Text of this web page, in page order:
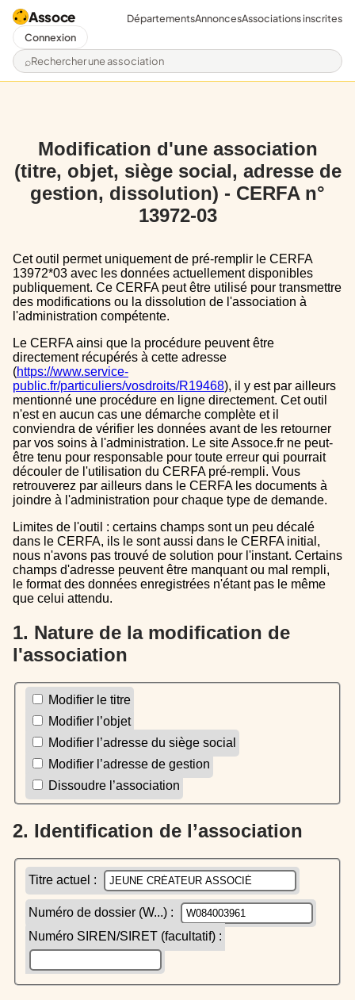
Assoce
Rechercher une association
DépartementsAnnoncesAssociations inscrites
Connexion
Modification d'une association
(titre, objet, siège social, adresse de
gestion, dissolution) - CERFA n°
13972-03
Cet outil permet uniquement de pré-remplir le CERFA
13972*03 avec les données actuellement disponibles
publiquement. Ce CERFA peut être utilisé pour transmettre
des modifications ou la dissolution de l'association à
l'administration compétente.
Le CERFA ainsi que la procédure peuvent être
directement récupérés à cette adresse
(https://www.service-
public.fr/particuliers/vosdroits/R19468), il y est par ailleurs
mentionné une procédure en ligne directement. Cet outil
n'est en aucun cas une démarche complète et il
conviendra de vérifier les données avant de les retourner
par vos soins à l'administration. Le site Assoce.fr ne peut-
être tenu pour responsable pour toute erreur qui pourrait
découler de l'utilisation du CERFA pré-rempli. Vous
retrouverez par ailleurs dans le CERFA les documents à
joindre à l'administration pour chaque type de demande.
Limites de l'outil : certains champs sont un peu décalé
dans le CERFA, ils le sont aussi dans le CERFA initial,
nous n'avons pas trouvé de solution pour l'instant. Certains
champs d'adresse peuvent être manquant ou mal rempli,
le format des données enregistrées n'étant pas le même
que celui attendu.
1. Nature de la modification de
l'association
Modifier le titre
Modifier l’objet
Modifier l’adresse du siège social
Modifier l’adresse de gestion
Dissoudre l’association
2. Identification de l’association
Titre actuel :
Numéro de dossier (W...) :
Numéro SIREN/SIRET (facultatif) :